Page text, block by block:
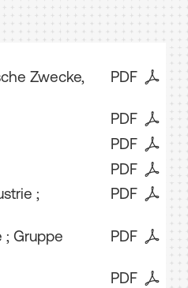
PDF
Zwecke,
PDF
PDF
PDF
PDF
;
PDF
; Gruppe
PDF